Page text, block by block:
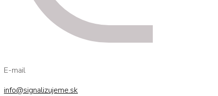
E-mail
info@signalizujeme.sk